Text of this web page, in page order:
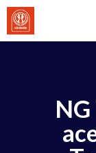
İçeriğe
atla